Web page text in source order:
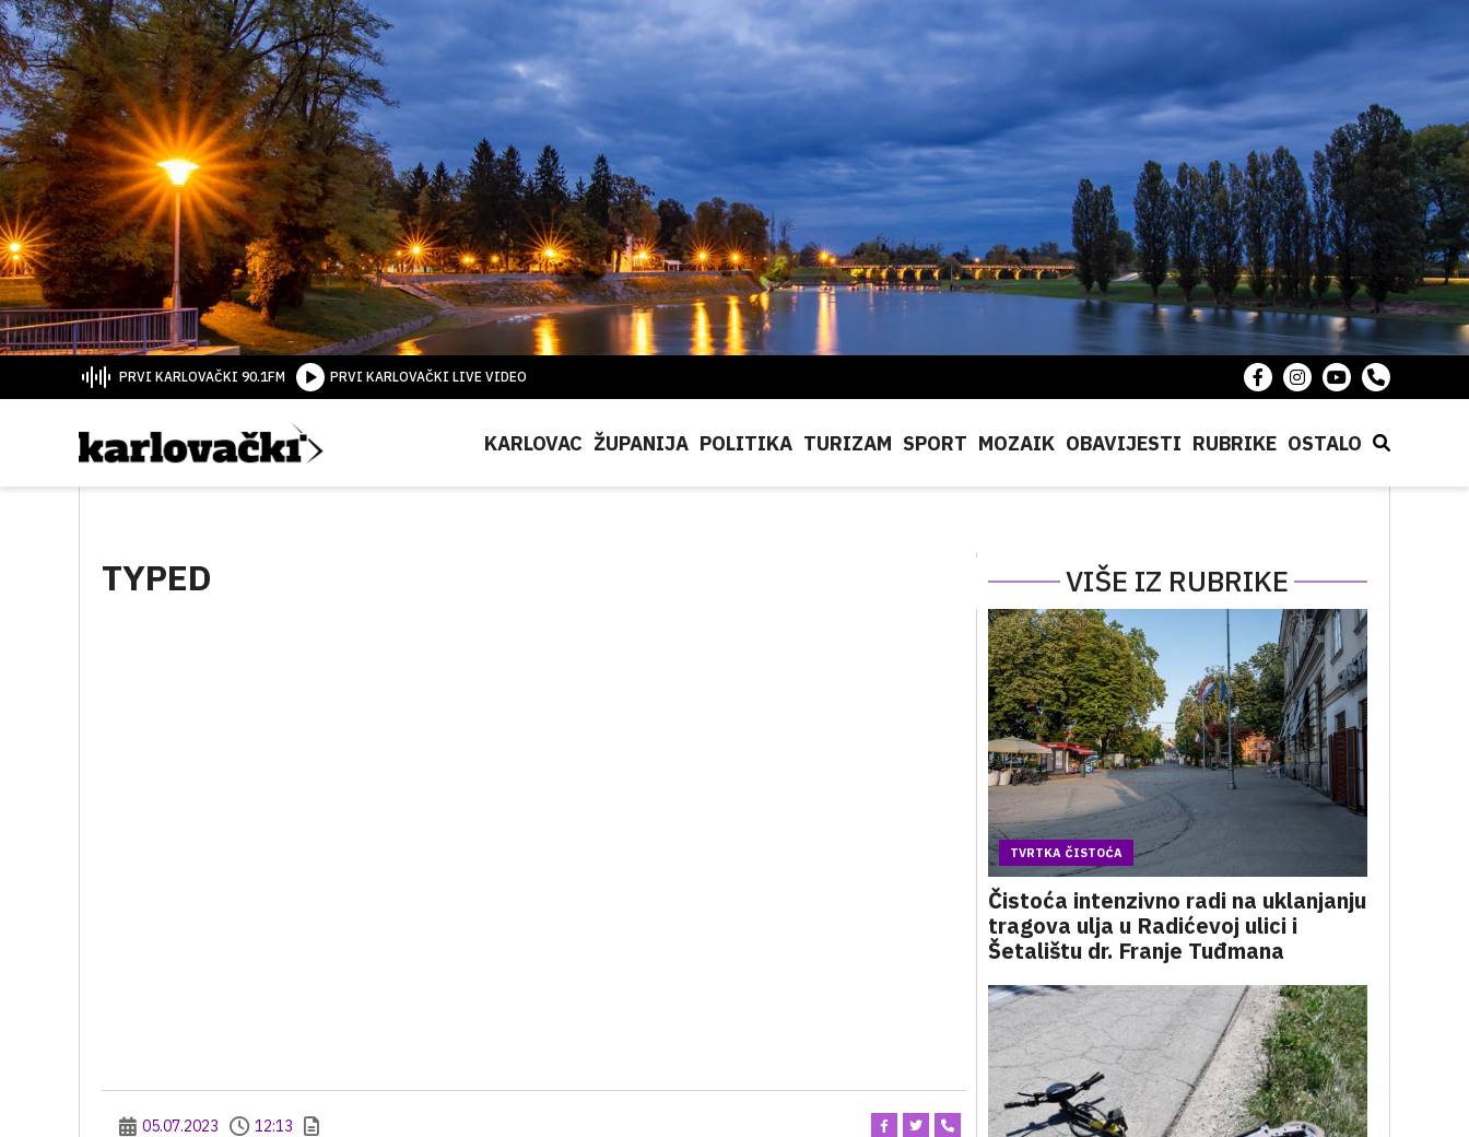
PRVI KARLOVAČKI 90.1FM PRVI KARLOVAČKI LIVE VIDEO
KARLOVAC ŽUPANIJA POLITIKA TURIZAM SPORT MOZAIK OBAVIJESTI RUBRIKE OSTALO
TYPED VIŠE IZ RUBRIKE
05.07.2023 12:13
TVRTKA ČISTOĆA
Čistoća intenzivno radi na uklanjanju
tragova ulja u Radićevoj ulici i
Šetalištu dr. Franje Tuđmana